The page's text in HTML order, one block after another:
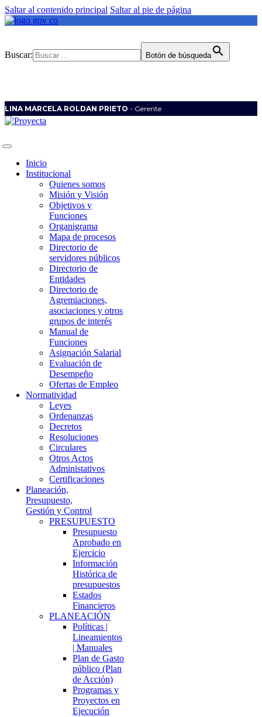
Saltar al contenido principal Saltar al pie de página
Buscar: Botón de búsqueda
LINA MARCELA ROLDAN PRIETO - Gerente
Inicio
Institucional
Quienes somos
Misión y Visión
Objetivos y
Funciones
Organigrama
Mapa de procesos
Directorio de
servidores públicos
Directorio de
Entidades
Directorio de
Agremiaciones,
asociaciones y otros
grupos de interés
Manual de
Funciones
Asignación Salarial
Evaluación de
Desempeño
Ofertas de Empleo
Normatividad
Leyes
Ordenanzas
Decretos
Resoluciones
Circulares
Otros Actos
Administativos
Certificaciones
Planeación,
Presupuesto,
Gestión y Control
PRESUPUESTO
Presupuesto
Aprobado en
Ejercicio
Información
Histórica de
presupuestos
Estados
Financieros
PLANEACIÓN
Políticas |
Lineamientos
| Manuales
Plan de Gasto
público (Plan
de Acción)
Programas y
Proyectos en
Ejecución